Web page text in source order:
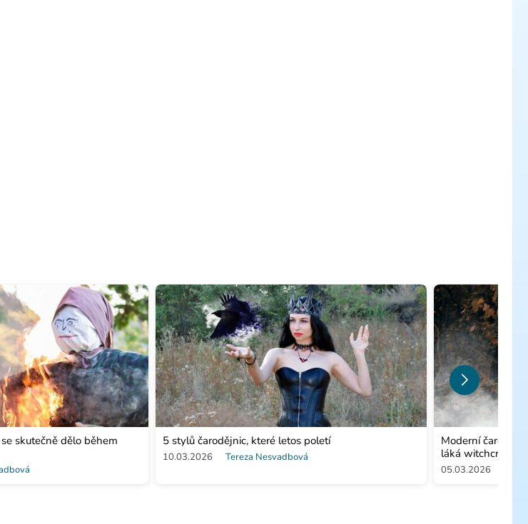
skutečně dělo během
5 stylů čarodějnic, které letos poletí
10.03.2026 Tereza Nesvadbová
Moderní
láká witchcraft?
05.03.2026